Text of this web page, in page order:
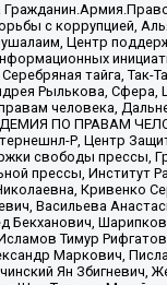
с коррупцией,
Центр
тайга,
Рылькова, Сфера,
человека,
ПО ПРАВАМ
Р, Центр
свободы прессы,
прессы, Институт
Кривенко
Васильева
Бекханович,
Тимур
Маркович,
Ян